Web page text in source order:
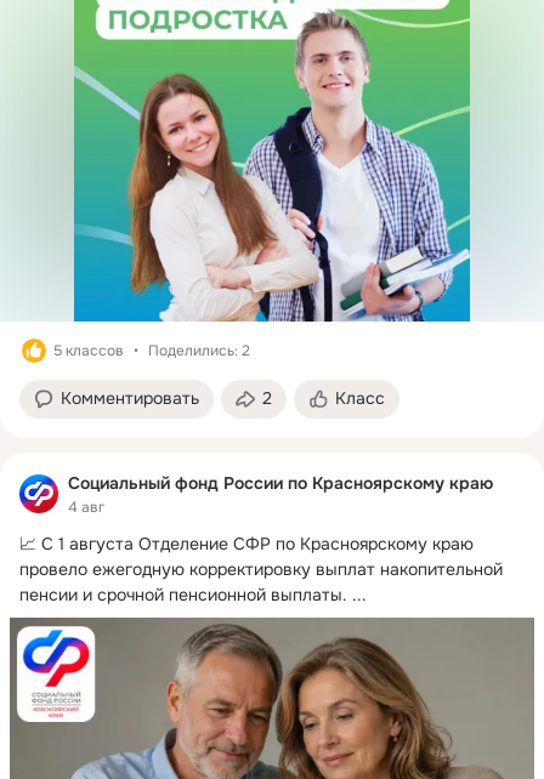
5 классов Поделились: 2
Комментировать 2 Класс
Социальный фонд России по Красноярскому краю
4 авг
📈 С 1 августа Отделение СФР по Красноярскому краю
провело ежегодную корректировку выплат накопительной
пенсии и срочной пенсионной выплаты. ...